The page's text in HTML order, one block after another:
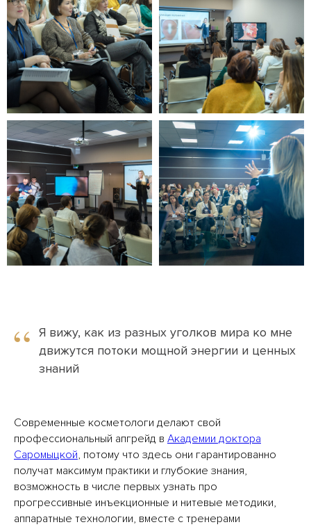
“ Я вижу, как из разных уголков мира ко мне
движутся потоки мощной энергии и ценных
знаний
Современные косметологи делают свой
профессиональный апгрейд в Академии доктора
Саромыцкой, потому что здесь они гарантированно
получат максимум практики и глубокие знания,
возможность в числе первых узнать про
прогрессивные инъекционные и нитевые методики,
аппаратные технологии, вместе с тренерами